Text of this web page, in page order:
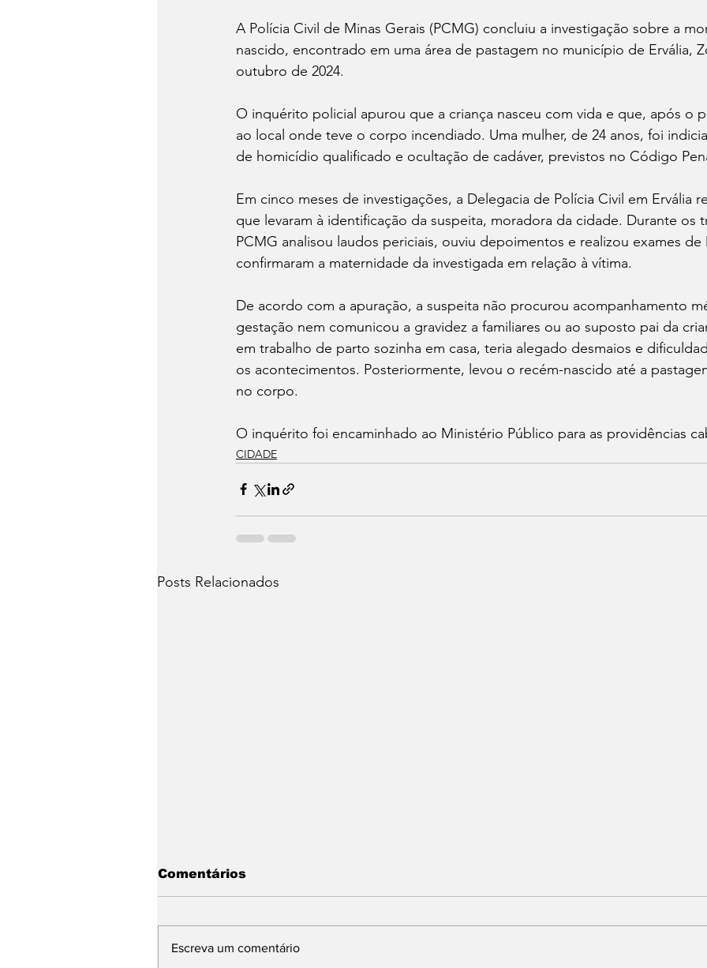
A Polícia Civil de Minas Gerais (PCMG) concluiu a investigação sobre a
nascido, encontrado em uma área de pastagem no município de Ervália,
outubro de 2024.
O inquérito policial apurou que a criança nasceu com vida e que, após o
ao local onde teve o corpo incendiado. Uma mulher, de 24 anos, foi
de homicídio qualificado e ocultação de cadáver, previstos no Código
Em cinco meses de investigações, a Delegacia de Polícia Civil em Ervália
que levaram à identificação da suspeita, moradora da cidade. Durante os
PCMG analisou laudos periciais, ouviu depoimentos e realizou exames
confirmaram a maternidade da investigada em relação à vítima.
De acordo com a apuração, a suspeita não procurou acompanhamento
gestação nem comunicou a gravidez a familiares ou ao suposto pai da
em trabalho de parto sozinha em casa, teria alegado desmaios e
os acontecimentos. Posteriormente, levou o recém-nascido até a
no corpo.
O inquérito foi encaminhado ao Ministério Público para as providências
CIDADE
Posts Relacionados
Comentários
Escreva um comentário